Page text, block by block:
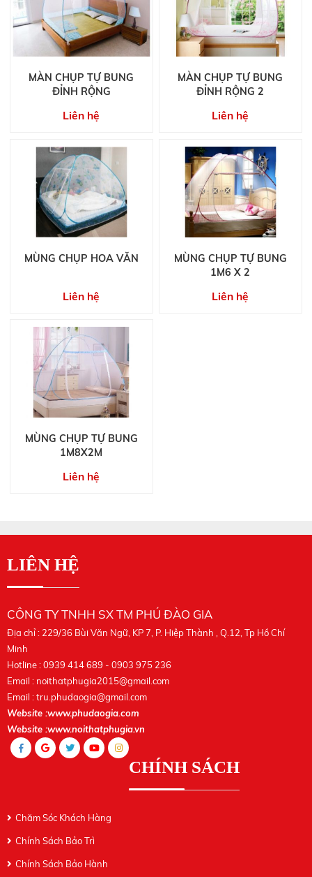
MÀN CHỤP TỰ BUNG
ĐỈNH RỘNG
Liên hệ
MÀN CHỤP TỰ BUNG
ĐỈNH RỘNG 2
Liên hệ
MÙNG CHỤP HOA VĂN
Liên hệ
MÙNG CHỤP TỰ BUNG
1M6 X 2
Liên hệ
MÙNG CHỤP TỰ BUNG
1M8X2M
Liên hệ
LIÊN HỆ
CÔNG TY TNHH SX TM PHÚ ĐÀO GIA
Địa chỉ : 229/36 Bùi Văn Ngữ, KP 7, P. Hiệp Thành , Q.12, Tp Hồ Chí
Minh
Hotline : 0939 414 689 - 0903 975 236
Email : noithatphugia2015@gmail.com
Email :tru.phudaogia@gmail.com
Website :www.phudaogia.com
Website :www.noithatphugia.vn
CHÍNH SÁCH
Chăm Sóc Khách Hàng
Chính Sách Bảo Trì
Chính Sách Bảo Hành